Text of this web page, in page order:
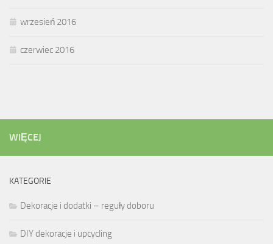
wrzesień 2016
czerwiec 2016
WIĘCEJ
KATEGORIE
Dekoracje i dodatki – reguły doboru
DIY dekoracje i upcycling